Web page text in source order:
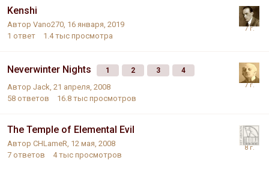
Kenshi
Автор Vano270, 16 января, 2019
1 ответ 1.4 тыс просмотра
Neverwinter Nights 1 2 3 4
Автор Jack, 21 апреля, 2008
58 ответов 16.8 тыс просмотров
The Temple of Elemental Evil
Автор CHLameR, 12 мая, 2008
7 ответов 4 тыс просмотров